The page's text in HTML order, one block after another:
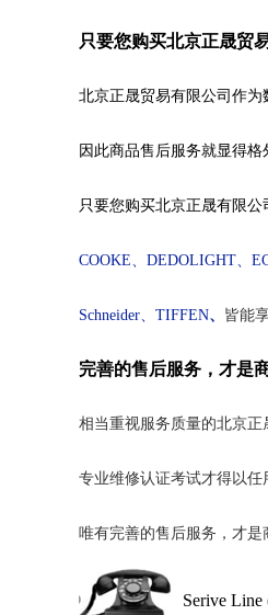
只要您购买北京正晟贸
北京正晟贸易有限公司作为
因此商品售后服务就显得
只要您购买北京正晟有限
COOKE、 DEDOLIGHT、
Schneider、 TIFFEN、 皆能
完善的售后服务，才是
相当重视服务质量的北京
专业维修认证考试才得以任
唯有完善的售后服务，才是
Serive Line